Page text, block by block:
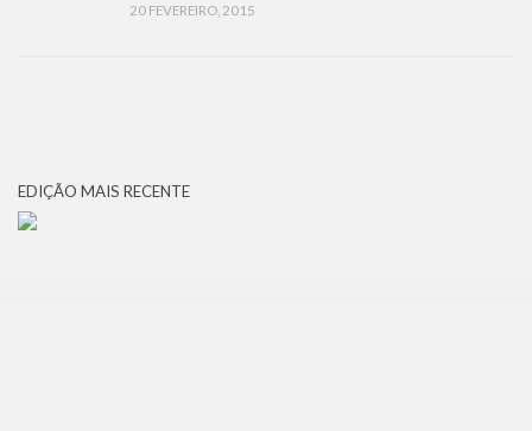
20 FEVEREIRO, 2015
EDIÇÃO MAIS RECENTE